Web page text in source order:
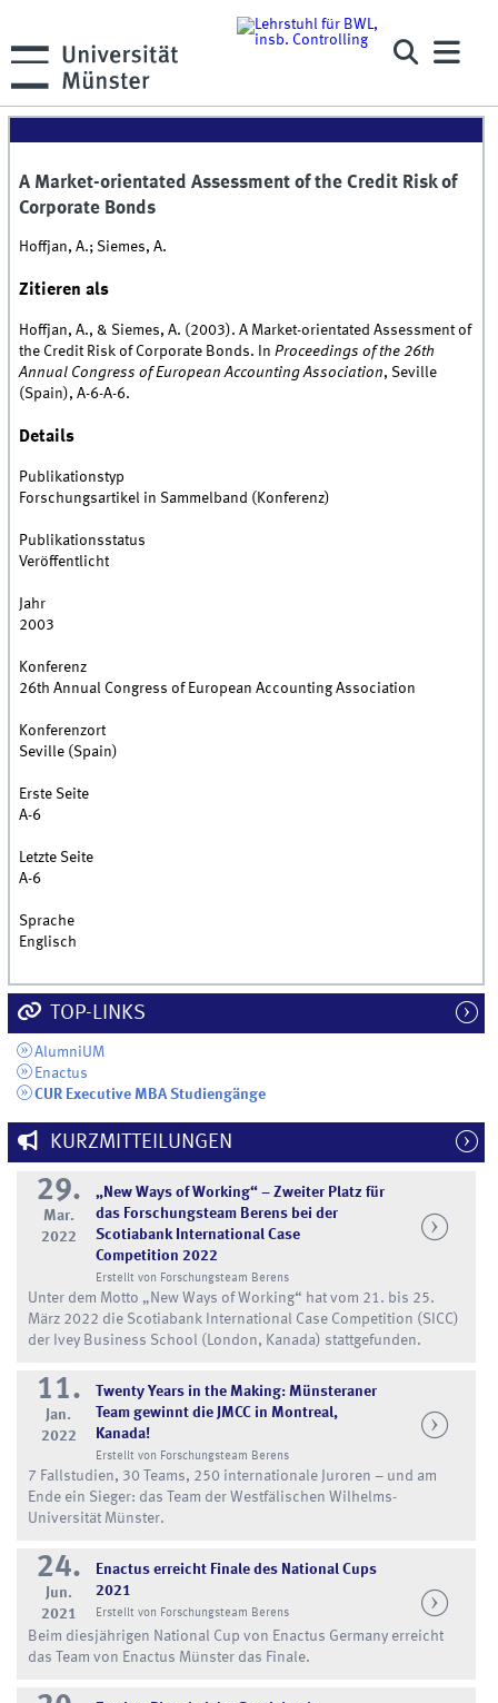
A Market-orientated Assessment of the Credit Risk of
Corporate Bonds
Hoffjan, A.; Siemes, A.
Zitieren als
Hoffjan, A., & Siemes, A. (2003). A Market-orientated Assessment of
the Credit Risk of Corporate Bonds. InProceedings of the 26th
Annual Congress of European Accounting Association, Seville
(Spain), A-6-A-6.
Details
Publikationstyp
Forschungsartikel in Sammelband (Konferenz)
Publikationsstatus
Veröffentlicht
Jahr
2003
Konferenz
26th Annual Congress of European Accounting Association
Konferenzort
Seville (Spain)
Erste Seite
A-6
Letzte Seite
A-6
Sprache
Englisch
TOP-LINKS
AlumniUM
Enactus
CUR Executive MBA Studiengänge
KURZMITTEILUNGEN
29.
Mar.
2022
„New Ways of Working“ – Zweiter Platz für
das Forschungsteam Berens bei der
Scotiabank International Case
Competition 2022
Erstellt von Forschungsteam Berens
Unter dem Motto „New Ways of Working“ hat vom 21. bis 25.
März 2022 die Scotiabank International Case Competition (SICC)
der Ivey Business School (London, Kanada) stattgefunden.
11.
Jan.
2022
Twenty Years in the Making: Münsteraner
Team gewinnt die JMCC in Montreal,
Kanada!
Erstellt von Forschungsteam Berens
7 Fallstudien, 30 Teams, 250 internationale Juroren – und am
Ende ein Sieger: das Team der Westfälischen Wilhelms-
Universität Münster.
24.
Jun.
2021
Enactus erreicht Finale des National Cups
2021
Erstellt von Forschungsteam Berens
Beim diesjährigen National Cup von Enactus Germany erreicht
das Team von Enactus Münster das Finale.